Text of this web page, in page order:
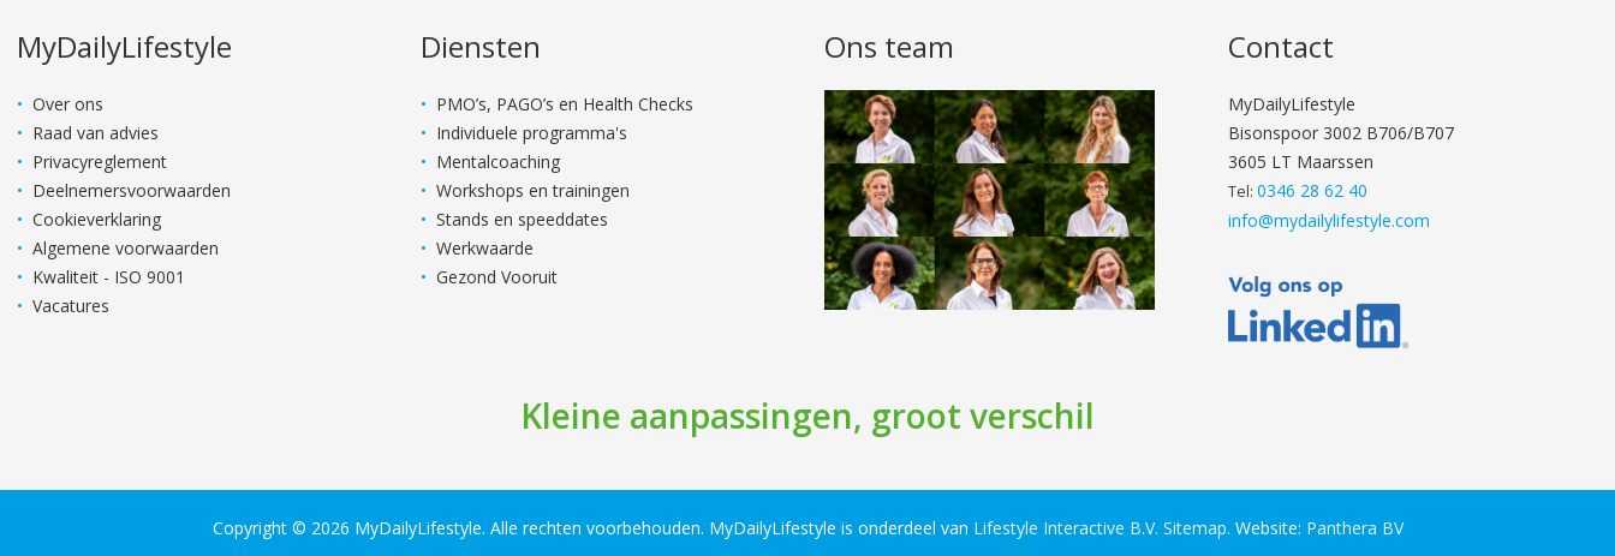
MyDailyLifestyle
Over ons
Raad van advies
Privacyreglement
Deelnemersvoorwaarden
Cookieverklaring
Algemene voorwaarden
Kwaliteit - ISO 9001
Vacatures
Diensten
PMO’s, PAGO’s en Health Checks
Individuele programma's
Mentalcoaching
Workshops en trainingen
Stands en speeddates
Werkwaarde
Gezond Vooruit
Ons team Contact
MyDailyLifestyle
Bisonspoor 3002 B706/B707
3605 LT Maarssen
Tel: 0346 28 62 40
info@mydailylifestyle.com
Kleine aanpassingen, groot verschil
Copyright © 2026 MyDailyLifestyle. Alle rechten voorbehouden. MyDailyLifestyle is onderdeel van Lifestyle Interactive B.V. Sitemap. Website: Panthera BV